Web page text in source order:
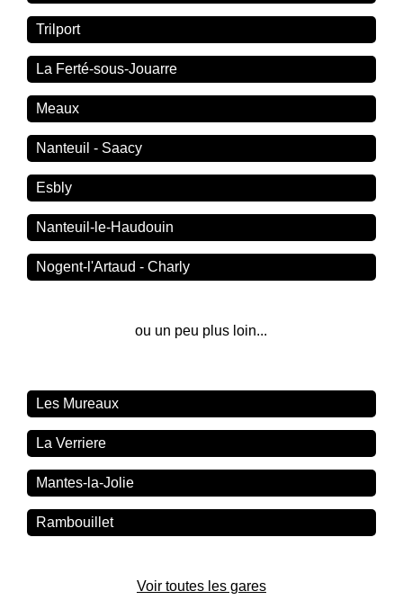
Trilport
La Ferté-sous-Jouarre
Meaux
Nanteuil - Saacy
Esbly
Nanteuil-le-Haudouin
Nogent-l'Artaud - Charly
ou un peu plus loin...
Les Mureaux
La Verriere
Mantes-la-Jolie
Rambouillet
Voir toutes les gares